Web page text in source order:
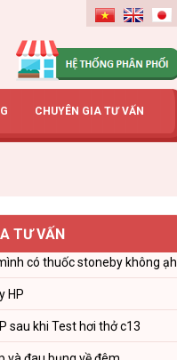
CHUYÊN GIA TƯ VẤN
TƯ VẤN
có thuốc stoneby không ạh
HP
sau khi Test hơi thở c13